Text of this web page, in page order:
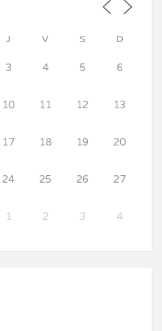
J V S D
3 4 5 6
10 11 12 13
17 18 19 20
24 25 26 27
1 2 3 4